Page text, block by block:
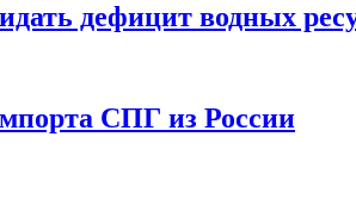
дефицит водных
СПГ из России